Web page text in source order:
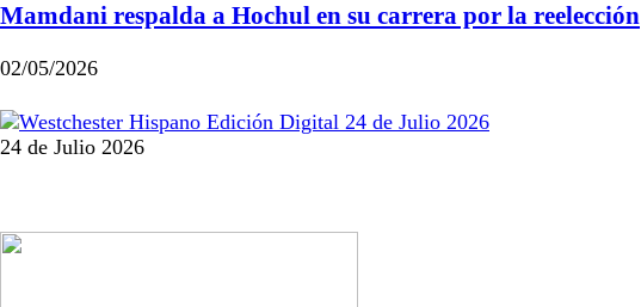
Mamdani respalda a Hochul en su carrera por la reelección
02/05/2026
24 de Julio 2026